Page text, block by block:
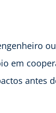
em
antes